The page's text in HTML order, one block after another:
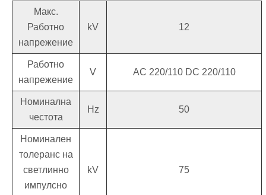
Макс.
Работно
напрежение
kV 12
Работно
напрежение
V AC 220/110 DC 220/110
Номинална
честота
Hz 50
Номинален
толеранс на
светлинно
импулсно
kV 75